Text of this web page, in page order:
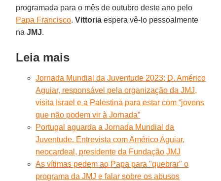
programada para o mês de outubro deste ano pelo
Papa Francisco.Vittoria espera vê-lo pessoalmente
naJMJ.
Leia mais
Jornada Mundial da Juventude 2023: D. Américo
Aguiar, responsável pela organização da JMJ,
visita Israel e a Palestina para estar com “jovens
que não podem vir à Jornada”
Portugal aguarda a Jornada Mundial da
Juventude. Entrevista com Américo Aguiar,
neocardeal, presidente da Fundação JMJ
As vítimas pedem ao Papa para "quebrar" o
programa da JMJ e falar sobre os abusos